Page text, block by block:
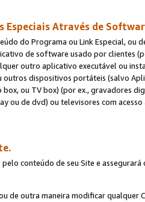
Especiais Através de
do Programa ou Link Especial,
de software usado por clientes
outro aplicativo executável ou
dispositivos portáteis (salvo
ou TV box) (por ex., gravadores
ou de dvd) ou televisores com
conteúdo de seu Site e assegurará
de outra maneira modificar